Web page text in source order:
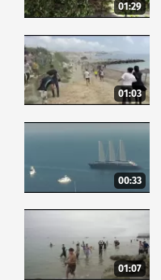
01:29
01:03
00:33
01:07